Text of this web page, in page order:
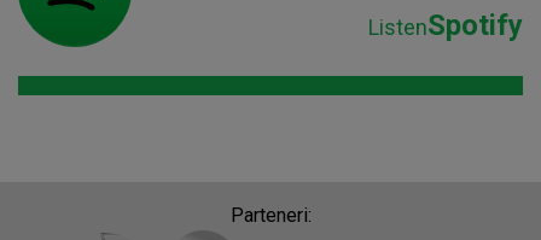
ListenSpotify
Parteneri: